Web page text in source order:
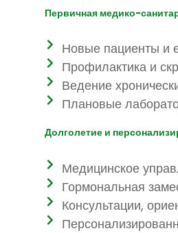
Первичная медико-
Новые пациенты и
Профилактика и
Ведение
Плановые
Долголетие и
Медицинское
Гормональная
Консультации,